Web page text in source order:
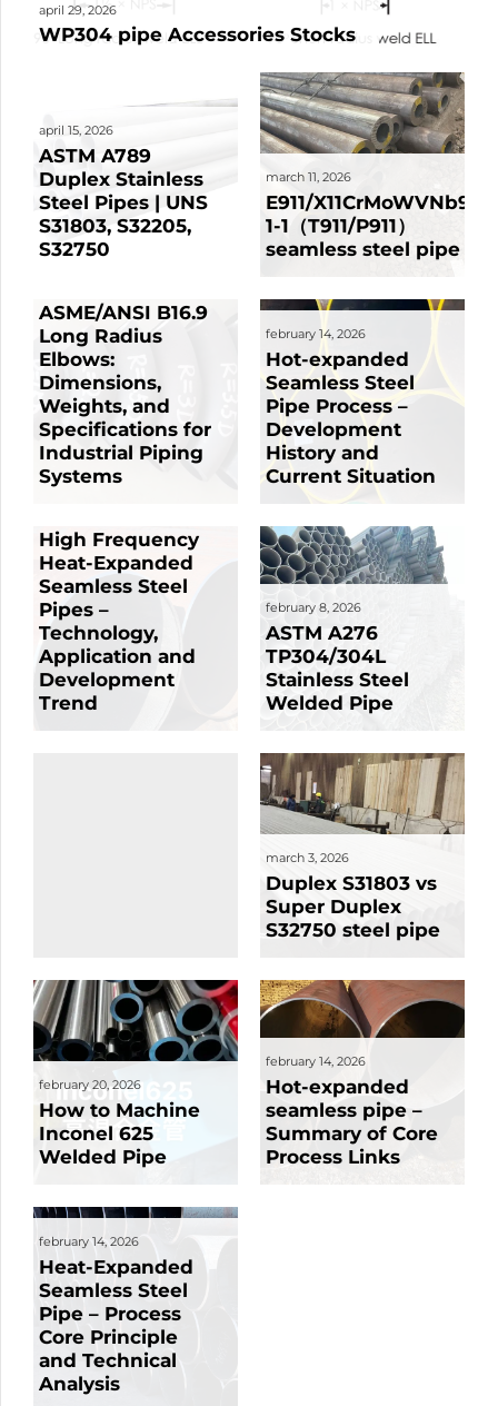
april 29, 2026
WP304 pipe Accessories Stocks
april 15, 2026
ASTM A789
Duplex Stainless
Steel Pipes | UNS
S31803, S32205,
S32750
march 11, 2026
E911/X11CrMoWVNb9-
1-1（T911/P911）
seamless steel pipe
ASME/ANSI B16.9
Long Radius
Elbows:
Dimensions,
Weights, and
Specifications for
Industrial Piping
Systems
february 14, 2026
Hot-expanded
Seamless Steel
Pipe Process –
Development
History and
Current Situation
High Frequency
Heat-Expanded
Seamless Steel
Pipes –
Technology,
Application and
Development
Trend
february 8, 2026
ASTM A276
TP304/304L
Stainless Steel
Welded Pipe
february 1, 2026
Technical
Research &
Evolutionary
Trends in Marine
Seamless Steel
Pipes
march 3, 2026
Duplex S31803 vs
Super Duplex
S32750 steel pipe
february 20, 2026
How to Machine
Inconel 625
Welded Pipe
february 14, 2026
Hot-expanded
seamless pipe –
Summary of Core
Process Links
february 14, 2026
Heat-Expanded
Seamless Steel
Pipe – Process
Core Principle
and Technical
Analysis